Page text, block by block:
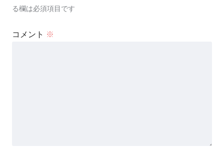
る欄は必須項目です
コメント ※